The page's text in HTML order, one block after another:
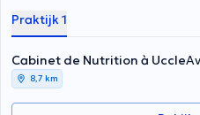
Praktijk 1
Cabinet de Nutrition à Uccle
8,7 km